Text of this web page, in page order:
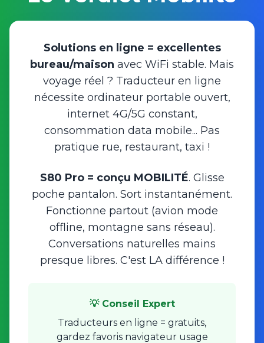
Solutions en ligne = excellentes
bureau/maison avec WiFi stable. Mais
voyage réel ? Traducteur en ligne
nécessite ordinateur portable ouvert,
internet 4G/5G constant,
consommation data mobile... Pas
pratique rue, restaurant, taxi !
S80 Pro = conçu MOBILITÉ. Glisse
poche pantalon. Sort instantanément.
Fonctionne partout (avion mode
offline, montagne sans réseau).
Conversations naturelles mains
presque libres. C'est LA différence !
💡 Conseil Expert
Traducteurs en ligne = gratuits,
gardez favoris navigateur usage